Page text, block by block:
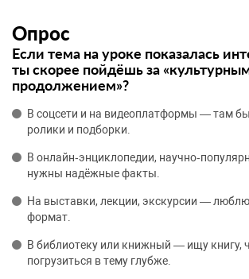
Опрос
Если тема на уроке показалась
ты скорее пойдёшь за
продолжением»?
В соцсети и на видеоплатформы — там
ролики и подборки.
В онлайн‑энциклопедии,
нужны надёжные факты.
На выставки, лекции, экскурсии —
формат.
В библиотеку или книжный — ищу книгу,
погрузиться в тему глубже.